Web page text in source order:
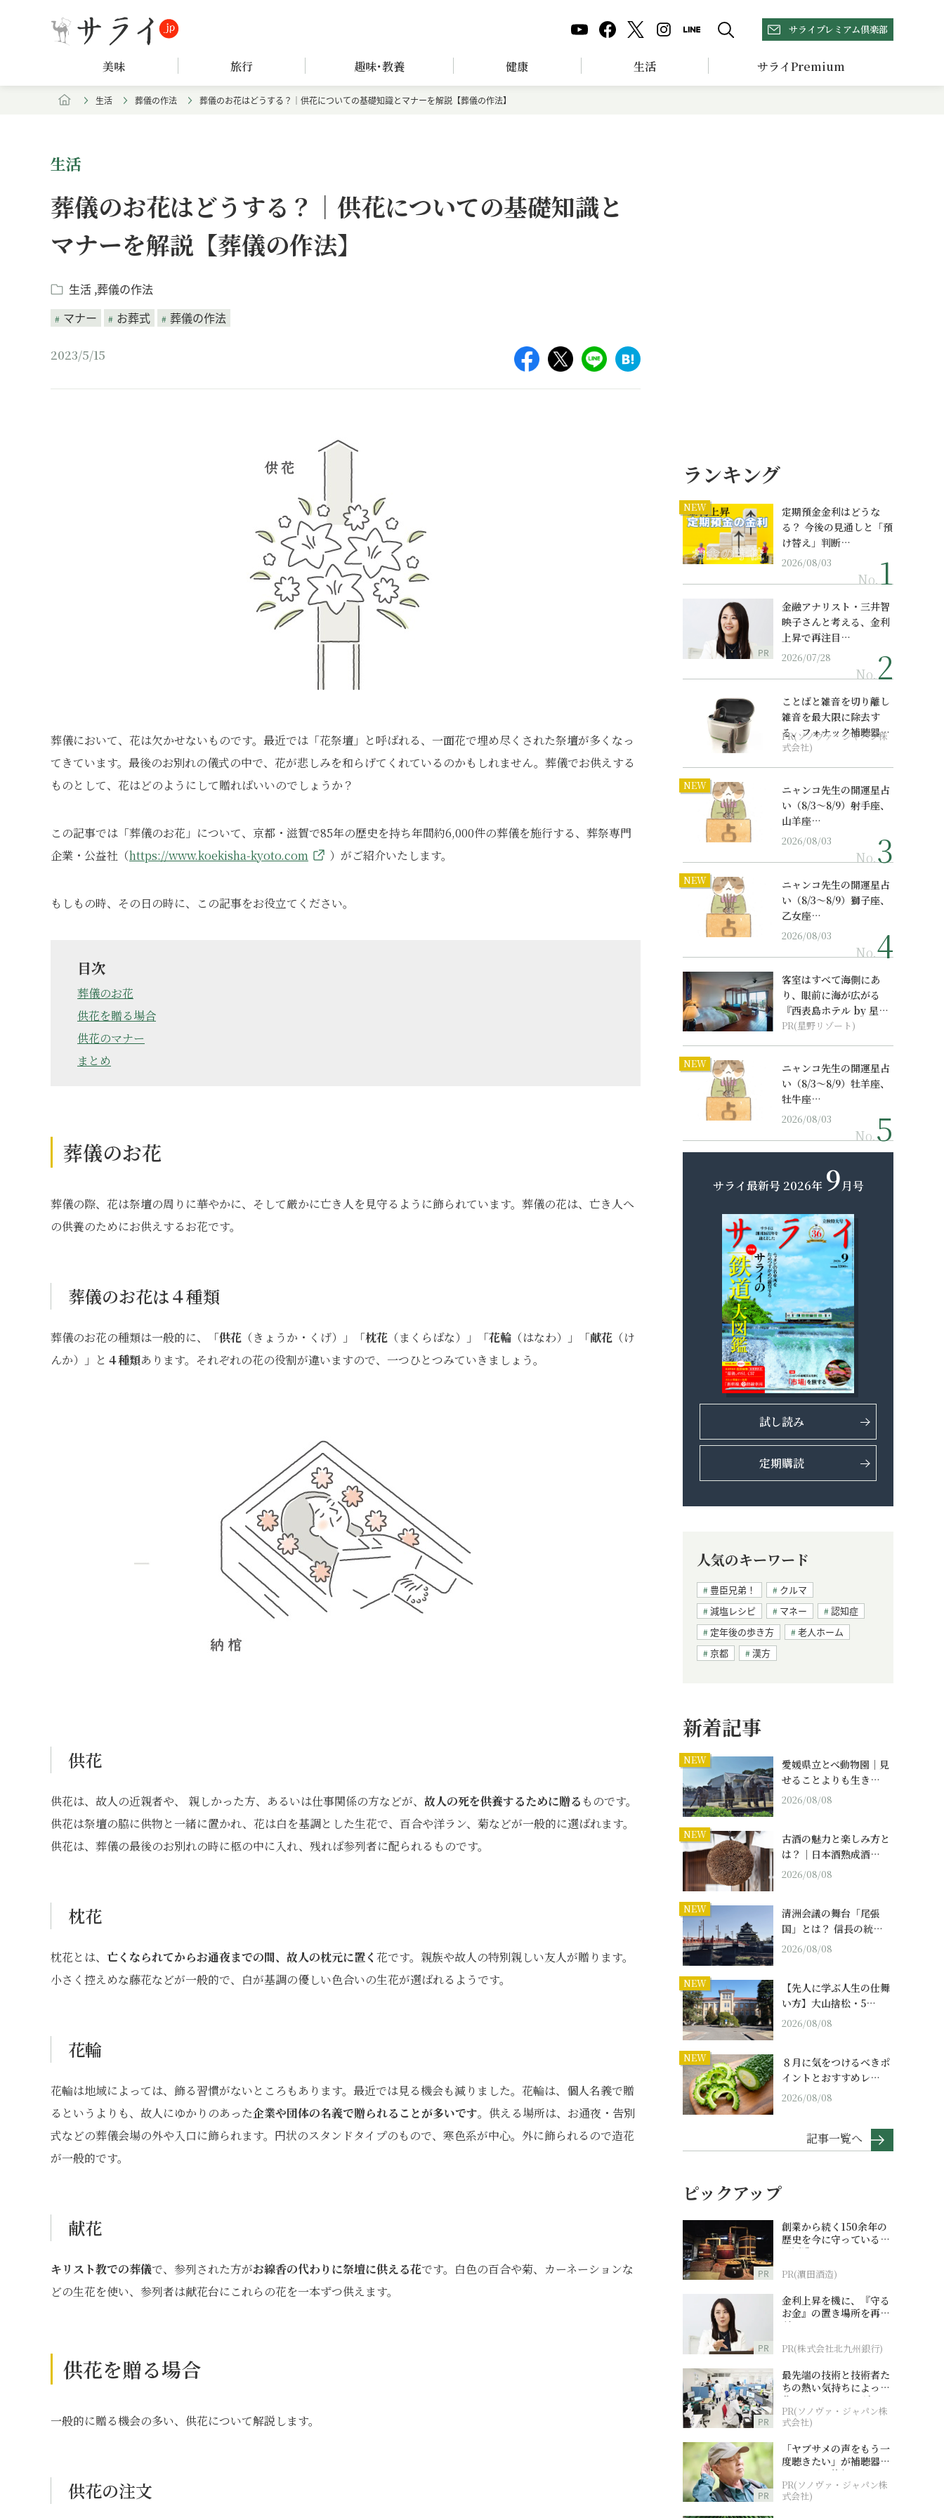
サライプレミアム倶楽部
美味 旅行 趣味･教養 健康 生活 サライPremium
生活 葬儀の作法 葬儀のお花はどうする？｜供花についての基礎知識とマナーを解説【葬儀の作法】
生活
葬儀のお花はどうする？｜供花についての基礎知識と
マナーを解説【葬儀の作法】
生活 葬儀の作法
マナー
お葬式 葬儀の作法
2023/5/15
葬儀において、花は欠かせないものです。最近では「花祭壇」と呼ばれる、一面花で埋め尽くされた祭壇が多くなっ
てきています。最後のお別れの儀式の中で、花が悲しみを和らげてくれているのかもしれません。葬儀でお供えする
ものとして、花はどのようにして贈ればいいのでしょうか？
この記事では「葬儀のお花」について、京都・滋賀で85年の歴史を持ち年間約6,000件の葬儀を施行する、葬祭専門
企業・公益社（https://www.koekisha-kyoto.com ）がご紹介いたします。
もしもの時、その日の時に、この記事をお役立てください。
目次
葬儀のお花
供花を贈る場合
供花のマナー
まとめ
葬儀のお花
葬儀の際、花は祭壇の周りに華やかに、そして厳かに亡き人を見守るように飾られています。葬儀の花は、亡き人へ
の供養のためにお供えするお花です。
葬儀のお花は４種類
葬儀のお花の種類は一般的に、「供花 （きょうか・くげ）」「枕花 （まくらばな）」「花輪 （はなわ）」「献花 （け
んか）」と ４種類あります。それぞれの花の役割が違いますので、一つひとつみていきましょう。
供花
供花は、故人の近親者や、 親しかった方、あるいは仕事関係の方などが、 故人の死を供養するために贈る ものです。
供花は祭壇の脇に供物と一緒に置かれ、花は白を基調とした生花で、百合や洋ラン、菊などが一般的に選ばれます。
供花は、葬儀の最後のお別れの時に柩の中に入れ、残れば参列者に配られるものです。
枕花
枕花とは、 亡くなられてからお通夜までの間、故人の枕元に置く 花です。親族や故人の特別親しい友人が贈ります。
小さく控えめな藤花などが一般的で、白が基調の優しい色合いの生花が選ばれるようです。
花輪
花輪は地域によっては、飾る習慣がないところもあります。最近では見る機会も減りました。花輪は、個人名義で贈
るというよりも、故人にゆかりのあった企業や団体の名義で贈られることが多いです。供える場所は、お通夜・告別
式などの葬儀会場の外や入口に飾られます。円状のスタンドタイプのもので、寒色系が中心。外に飾られるので造花
が一般的です。
献花
キリスト教での葬儀で、参列された方がお線香の代わりに祭壇に供える花です。白色の百合や菊、カーネーションな
どの生花を使い、参列者は献花台にこれらの花を一本ずつ供えます。
供花を贈る場合
一般的に贈る機会の多い、供花について解説します。
供花の注文
ランキング
NEW
定期預金金利はどうな
る？ 今後の見通しと「預
け替え」判断…
2026/08/03
No.
PR
金融アナリスト・三井智
映子さんと考える、金利
上昇で再注目…
2026/07/28
No.
ことばと雑音を切り離し
雑音を最大限に除去す
る、フォナック補聴器の
最上位モデル
PR(ソノヴァ・ジャパン株
式会社)
NEW
ニャンコ先生の開運星占
い（8/3～8/9）射手座、
山羊座…
2026/08/03
No.
NEW
ニャンコ先生の開運星占
い（8/3～8/9）獅子座、
乙女座…
2026/08/03
No.
客室はすべて海側にあ
り、眼前に海が広がる
『西表島ホテル by 星野
リゾート』
PR(星野リゾート)
NEW
ニャンコ先生の開運星占
い（8/3～8/9）牡羊座、
牡牛座…
2026/08/03
No.
サライ最新号 2026年 9月号
試し読み
定期購読
人気のキーワード
豊臣兄弟！
クルマ
減塩レシピ
マネー
認知症
定年後の歩き方
老人ホーム
京都
漢方
新着記事
NEW
愛媛県立とべ動物園｜見
せることよりも生き…
2026/08/08
NEW
古酒の魅力と楽しみ方と
は？｜日本酒熟成酒…
2026/08/08
NEW
清洲会議の舞台「尾張
国」とは？ 信長の統…
2026/08/08
NEW
【先人に学ぶ人生の仕舞
い方】大山捨松・5…
2026/08/08
NEW
８月に気をつけるべきポ
イントとおすすめレ…
2026/08/08
記事一覧へ
ピックアップ
PR
創業から続く150余年の
歴史を今に守っている濵
田酒造
PR(濵田酒造)
PR
金利上昇を機に、『守る
お金』の置き場所を再検
討
PR(株式会社北九州銀行)
PR
最先端の技術と技術者た
ちの熱い気持ちによって
作られているオーダーメ
イド補聴器
PR(ソノヴァ・ジャパン株
式会社)
PR
「ヤブサメの声をもう一
度聴きたい」が補聴器チ
ャレンジの後押しに
PR(ソノヴァ・ジャパン株
式会社)